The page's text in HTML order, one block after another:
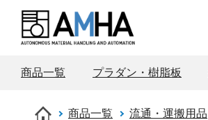
商品一覧 プラダン・樹脂板
商品一覧 流通・運搬用品